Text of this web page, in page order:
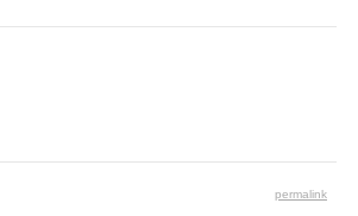
permalink